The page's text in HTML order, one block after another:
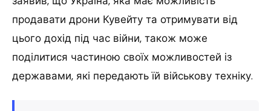
продавати дрони Кувейту та отримувати від
цього дохід під час війни, також може
поділитися частиною своїх можливостей із
державами, які передають їй військову техніку.